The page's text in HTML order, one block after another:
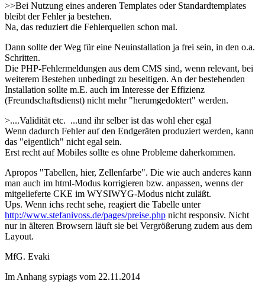
>>Bei Nutzung eines anderen Templates oder Standardtemplates
bleibt der Fehler ja bestehen.
Na, das reduziert die Fehlerquellen schon mal.
Dann sollte der Weg für eine Neuinstallation ja frei sein, in den o.a.
Schritten.
Die PHP-Fehlermeldungen aus dem CMS sind, wenn relevant, bei
weiterem Bestehen unbedingt zu beseitigen. An der bestehenden
Installation sollte m.E. auch im Interesse der Effizienz
(Freundschaftsdienst) nicht mehr "herumgedoktert" werden.
>....Validität etc. ...und ihr selber ist das wohl eher egal
Wenn dadurch Fehler auf den Endgeräten produziert werden, kann
das "eigentlich" nicht egal sein.
Erst recht auf Mobiles sollte es ohne Probleme daherkommen.
Apropos "Tabellen, hier, Zellenfarbe". Die wie auch anderes kann
man auch im html-Modus korrigieren bzw. anpassen, wenns der
mitgelieferte CKE im WYSIWYG-Modus nicht zuläßt.
Ups. Wenn ichs recht sehe, reagiert die Tabelle unter
http://www.stefanivoss.de/pages/preise.php nicht responsiv. Nicht
nur in älteren Browsern läuft sie bei Vergrößerung zudem aus dem
Layout.
MfG. Evaki
Im Anhang sypiags vom 22.11.2014